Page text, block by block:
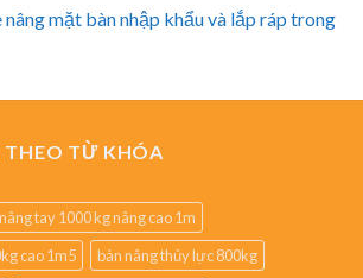
nâng mặt bàn nhập khẩu và lắp ráp trong
TỪ KHÓA
tay 1000 kg nâng cao 1m
cao 1m5
bàn nâng thủy lực 800kg